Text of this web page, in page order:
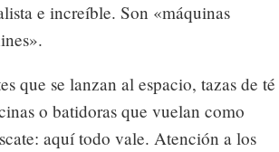
e increíble. Son «máquinas
que se lanzan al espacio, tazas de té
o batidoras que vuelan como
aquí todo vale. Atención a los